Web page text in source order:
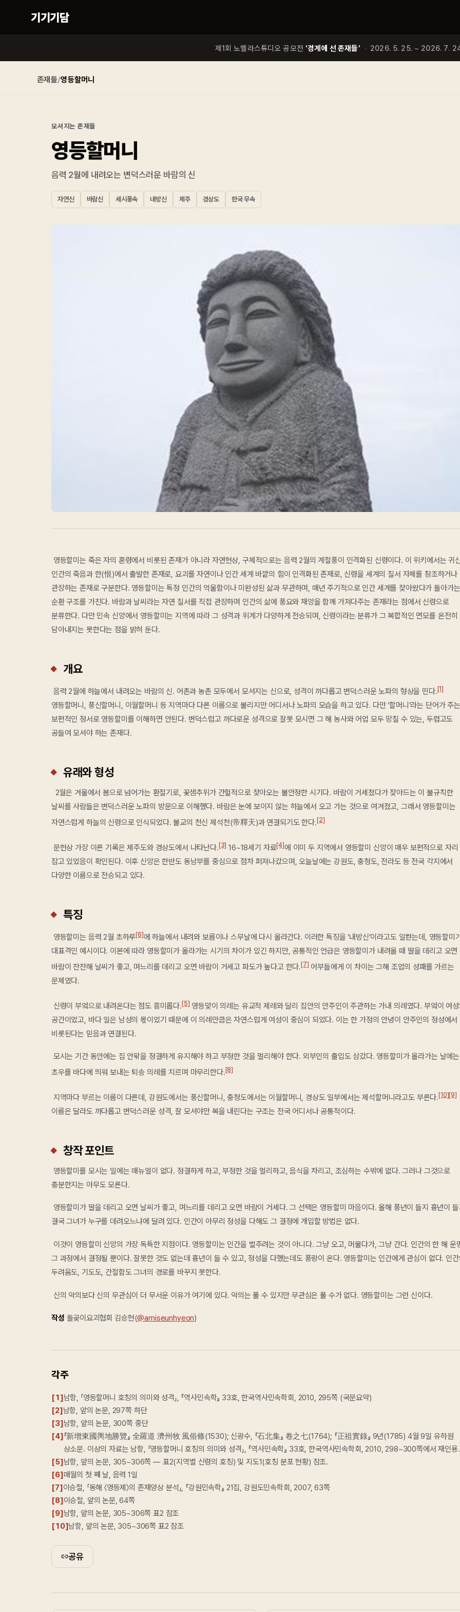
기기기담
제1회 노벨라스튜디오 공모전 ‘경계에 선 존재들’ · 2026. 5. 25. ~ 2026. 7.
존재들/영등할머니
모셔지는 존재들
영등할머니
음력 2월에 내려오는 변덕스러운 바람의 신
자연신 바람신 세시풍속 내방신 제주 경상도 한국 무속
영등할미는 죽은 자의 혼령에서 비롯된 존재가 아니라 자연현상, 구체적으로는 음력 2월의 계절풍이 인격화된 신령이다. 이 위키에서는 귀
인간의 죽음과 한(恨)에서 출발한 존재로, 요괴를 자연이나 인간 세계 바깥의 힘이 인격화된 존재로, 신령을 세계의 질서 자체를 창조하거나
관장하는 존재로 구분한다. 영등할미는 특정 인간의 억울함이나 미완성된 삶과 무관하며, 매년 주기적으로 인간 세계를 찾아왔다가 돌아가는
순환 구조를 가진다. 바람과 날씨라는 자연 질서를 직접 관장하며 인간의 삶에 풍요와 재앙을 함께 가져다주는 존재라는 점에서 신령으로
분류한다. 다만 민속 신앙에서 영등할미는 지역에 따라 그 성격과 위계가 다양하게 전승되며, 신령이라는 분류가 그 복합적인 면모를 온전히
담아내지는 못한다는 점을 밝혀 둔다.
개요
음력 2월에 하늘에서 내려오는 바람의 신. 어촌과 농촌 모두에서 모셔지는 신으로, 성격이 까다롭고 변덕스러운 노파의 형상을 띤다.[1]
영등할머니, 풍신할머니, 이월할머니 등 지역마다 다른 이름으로 불리지만 어디서나 노파의 모습을 하고 있다. 다만 ‘할머니’라는 단어가 주는
보편적인 정서로 영등할미를 이해하면 안된다. 변덕스럽고 까다로운 성격으로 잘못 모시면 그 해 농사와 어업 모두 망칠 수 있는, 두렵고도
공들여 모셔야 하는 존재다.
유래와 형성
2월은 겨울에서 봄으로 넘어가는 환절기로, 꽃샘추위가 간헐적으로 찾아오는 불안정한 시기다. 바람이 거세졌다가 잦아드는 이 불규칙한
날씨를 사람들은 변덕스러운 노파의 방문으로 이해했다. 바람은 눈에 보이지 않는 하늘에서 오고 가는 것으로 여겨졌고, 그래서 영등할미는
자연스럽게 하늘의 신령으로 인식되었다. 불교의 천신 제석천(帝釋天)과 연결되기도 한다.[2]
문헌상 가장 이른 기록은 제주도와 경상도에서 나타난다.[3] 16~18세기 자료[4]에 이미 두 지역에서 영등할미 신앙이 매우 보편적으로 자리
잡고 있었음이 확인된다. 이후 신앙은 한반도 동남부를 중심으로 점차 퍼져나갔으며, 오늘날에는 강원도, 충청도, 전라도 등 전국 각지에서
다양한 이름으로 전승되고 있다.
특징
영등할미는 음력 2월 초하루[6]에 하늘에서 내려와 보름이나 스무날에 다시 올라간다. 이러한 특징을 ‘내방신’이라고도 일컫는데, 영등할미
대표격인 예시이다. 이본에 따라 영등할미가 올라가는 시기의 차이가 있긴 하지만, 공통적인 언급은 영등할미가 내려올 때 딸을 데리고 오면
바람이 잔잔해 날씨가 좋고, 며느리를 데리고 오면 바람이 거세고 파도가 높다고 한다.[7] 어부들에게 이 차이는 그해 조업의 성패를 가르는
문제였다.
신령이 부엌으로 내려온다는 점도 흥미롭다.[5] 영등맞이 의례는 유교적 제례와 달리 집안의 안주인이 주관하는 가내 의례였다. 부엌이 여
공간이었고, 바다 일은 남성의 몫이었기 때문에 이 의례만큼은 자연스럽게 여성이 중심이 되었다. 이는 한 가정의 안녕이 안주인의 정성에서
비롯된다는 믿음과 연결된다.
모시는 기간 동안에는 집 안팎을 정결하게 유지해야 하고 부정한 것을 멀리해야 한다. 외부인의 출입도 삼갔다. 영등할미가 올라가는 날에는
초우를 바다에 띄워 보내는 퇴송 의례를 치르며 마무리한다.[8]
지역마다 부르는 이름이 다른데, 강원도에서는 풍신할머니, 충청도에서는 이월할머니, 경상도 일부에서는 제석할머니라고도 부른다.[10][9]
이름은 달라도 까다롭고 변덕스러운 성격, 잘 모셔야만 복을 내린다는 구조는 전국 어디서나 공통적이다.
창작 포인트
영등할미를 모시는 일에는 매뉴얼이 없다. 정결하게 하고, 부정한 것을 멀리하고, 음식을 차리고, 조심하는 수밖에 없다. 그러나 그것으로
충분한지는 아무도 모른다.
영등할미가 딸을 데리고 오면 날씨가 좋고, 며느리를 데리고 오면 바람이 거세다. 그 선택은 영등할미 마음이다. 올해 풍년이 들지 흉년이
결국 그녀가 누구를 데려오느냐에 달려 있다. 인간이 아무리 정성을 다해도 그 결정에 개입할 방법은 없다.
이것이 영등할미 신앙의 가장 독특한 지점이다. 영등할미는 인간을 벌주려는 것이 아니다. 그냥 오고, 머물다가, 그냥 간다. 인간의 한 해 운
그 과정에서 결정될 뿐이다. 잘못한 것도 없는데 흉년이 들 수 있고, 정성을 다했는데도 풍랑이 온다. 영등할미는 인간에게 관심이 없다. 인
두려움도, 기도도, 간절함도 그녀의 경로를 바꾸지 못한다.
신의 악의보다 신의 무관심이 더 무서운 이유가 여기에 있다. 악의는 풀 수 있지만 무관심은 풀 수가 없다. 영등할미는 그런 신이다.
작성 돌곶이요괴협회 김승현(@amiseunhyeon)
각주
[1]남항, 「영등할머니 호칭의 의미와 성격」, 『역사민속학』 33호, 한국역사민속학회, 2010, 295쪽 (국문요약)
[2]남항, 앞의 논문, 297쪽 하단
[3]남항, 앞의 논문, 300쪽 중단
[4]『新增東國輿地勝覽』 全羅道 濟州牧 風俗條(1530); 신광수, 『石北集』 卷之七(1764); 『正祖實錄』 9년(1785) 4월 9일 유하원
상소문. 이상의 자료는 남항, 「영등할머니 호칭의 의미와 성격」, 『역사민속학』 33호, 한국역사민속학회, 2010, 298~300쪽에서 재인용.
[5]남항, 앞의 논문, 305~306쪽 — 표2(지역별 신령의 호칭) 및 지도1(호칭 분포 현황) 참조.
[6]매월의 첫 째 날, 음력 1일
[7]이승철, 「동해 〈영등제〉의 존재양상 분석」, 『강원민속학』 21집, 강원도민속학회, 2007, 63쪽
[8]이승철, 앞의 논문, 64쪽
[9]남항, 앞의 논문, 305~306쪽 표2 참조
[10]남항, 앞의 논문, 305~306쪽 표2 참조
공유